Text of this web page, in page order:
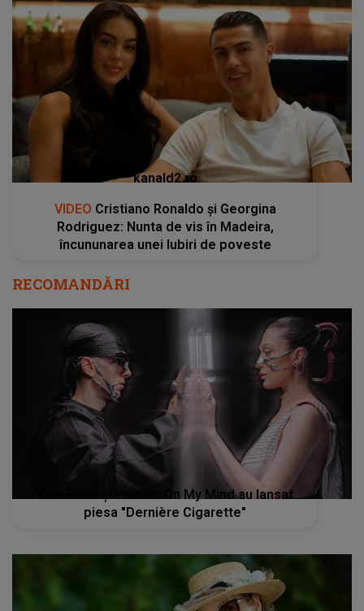
kanald2.ro
VIDEO Cristiano Ronaldo și Georgina
Rodriguez: Nunta de vis în Madeira,
încununarea unei Iubiri de poveste
RECOMANDĂRI
Killa Fonic și Francis On My Mind au lansat
piesa "Dernière Cigarette"